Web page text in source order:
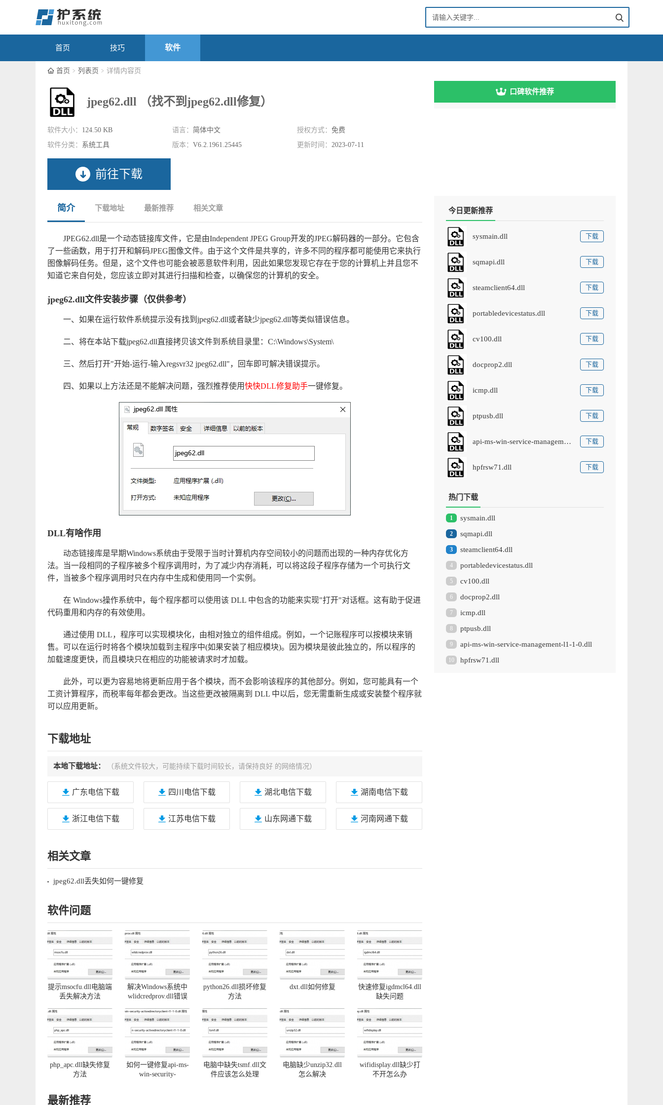
首页 技巧 软件
首页 列表页 详情内容页
jpeg62.dll （找不到jpeg62.dll修复）
软件大小： 124.50 KB 语言： 简体中文 授权方式： 免费
软件分类： 系统工具 版本： V6.2.1961.25445 更新时间： 2023-07-11
前往下载
口碑软件推荐
简介 下载地址 最新推荐 相关文章
JPEG62.dll是一个动态链接库文件，它是由Independent JPEG Group开发的JPEG解码器的一部分。它包含
了一些函数，用于打开和解码JPEG图像文件。由于这个文件是共享的，许多不同的程序都可能使用它来执行
图像解码任务。但是，这个文件也可能会被恶意软件利用，因此如果您发现它存在于您的计算机上并且您不
知道它来自何处，您应该立即对其进行扫描和检查，以确保您的计算机的安全。
jpeg62.dll文件安装步骤（仅供参考）
一、如果在运行软件系统提示没有找到jpeg62.dll或者缺少jpeg62.dll等类似错误信息。
二、将在本站下载jpeg62.dll直接拷贝该文件到系统目录里：C:\Windows\System\
三、然后打开"开始-运行-输入regsvr32 jpeg62.dll"，回车即可解决错误提示。
四、如果以上方法还是不能解决问题，强烈推荐使用快快DLL修复助手一键修复。
DLL有啥作用
动态链接库是早期Windows系统由于受限于当时计算机内存空间较小的问题而出现的一种内存优化方
法。当一段相同的子程序被多个程序调用时，为了减少内存消耗，可以将这段子程序存储为一个可执行文
件，当被多个程序调用时只在内存中生成和使用同一个实例。
在 Windows操作系统中，每个程序都可以使用该 DLL 中包含的功能来实现"打开"对话框。这有助于促进
代码重用和内存的有效使用。
通过使用 DLL，程序可以实现模块化，由相对独立的组件组成。例如，一个记账程序可以按模块来销
售。可以在运行时将各个模块加载到主程序中(如果安装了相应模块)。因为模块是彼此独立的，所以程序的
加载速度更快，而且模块只在相应的功能被请求时才加载。
此外，可以更为容易地将更新应用于各个模块，而不会影响该程序的其他部分。例如，您可能具有一个
工资计算程序，而税率每年都会更改。当这些更改被隔离到 DLL 中以后，您无需重新生成或安装整个程序就
可以应用更新。
下载地址
本地下载地址： （系统文件较大，可能持续下载时间较长，请保持良好 的网络情况）
广东电信下载 四川电信下载 湖北电信下载 湖南电信下载
浙江电信下载 江苏电信下载 山东网通下载 河南网通下载
相关文章
jpeg62.dll丢失如何一键修复
软件问题
提示msocfu.dll电脑端
丢失解决方法
解决Windows系统中
wlidcredprov.dll错误
python26.dll损坏修复
方法
dxt.dll如何修复
快速修复igdmcl64.dll
缺失问题
php_apc.dll缺失修复
方法
如何一键修复api-ms-
win-security-
电脑中缺失tsmf.dll文
件应该怎么处理
电脑缺少unzip32.dll
怎么解决
wifidisplay.dll缺少打
不开怎么办
最新推荐
今日更新推荐
sysmain.dll 下载
sqmapi.dll 下载
steamclient64.dll 下载
portabledevicestatus.dll 下载
cv100.dll 下载
docprop2.dll 下载
icmp.dll 下载
ptpusb.dll 下载
api-ms-win-service-management-l1-1-0.dll 下载
hpfrsw71.dll 下载
热门下载
1 sysmain.dll
2 sqmapi.dll
3 steamclient64.dll
4 portabledevicestatus.dll
5 cv100.dll
6 docprop2.dll
7 icmp.dll
8 ptpusb.dll
9 api-ms-win-service-management-l1-1-0.dll
10 hpfrsw71.dll